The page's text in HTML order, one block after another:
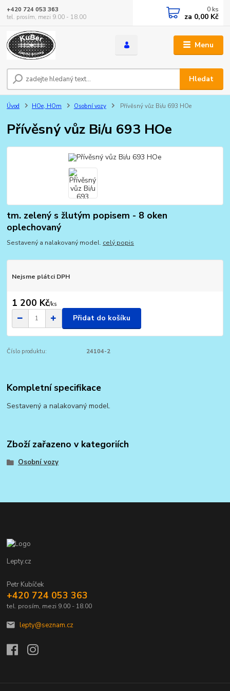
Menu
Hledat
+420 724 053 363
tel. prosím, mezi 9.00 - 18.00
0 ks
za 0,00 Kč
Úvod HOe, HOm Osobní vozy Přívěsný vůz Bi/u 693 HOe
Přívěsný vůz Bi/u 693 HOe
tm. zelený s žlutým popisem - 8 oken
oplechovaný
Sestavený a nalakovaný model. celý popis
Nejsme plátci DPH
1 200 Kč/ks
Přidat do košíku
Číslo produktu: 24104-2
Kompletní specifikace
Sestavený a nalakovaný model.
Zboží zařazeno v kategoriích
Osobní vozy
Lepty.cz
Petr Kubíček
+420 724 053 363
tel. prosím, mezi 9.00 - 18.00
lepty@seznam.cz